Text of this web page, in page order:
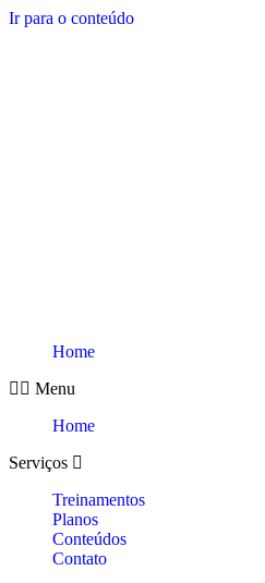
Ir para o conteúdo
Home
Menu
Home
Serviços
Treinamentos
Planos
Conteúdos
Contato